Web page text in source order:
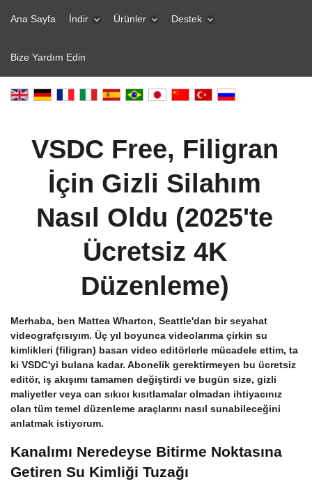
Ana Sayfa İndir Ürünler Destek
Bize Yardım Edin
VSDC Free, Filigran
İçin Gizli Silahım
Nasıl Oldu (2025'te
Ücretsiz 4K
Düzenleme)
Merhaba, ben Mattea Wharton, Seattle'dan bir seyahat
videografçısıyım. Üç yıl boyunca videolarıma çirkin su
kimlikleri (filigran) basan video editörlerle mücadele ettim, ta
ki VSDC'yi bulana kadar. Abonelik gerektirmeyen bu ücretsiz
editör, iş akışımı tamamen değiştirdi ve bugün size, gizli
maliyetler veya can sıkıcı kısıtlamalar olmadan ihtiyacınız
olan tüm temel düzenleme araçlarını nasıl sunabileceğini
anlatmak istiyorum.
Kanalımı Neredeyse Bitirme Noktasına
Getiren Su Kimliği Tuzağı